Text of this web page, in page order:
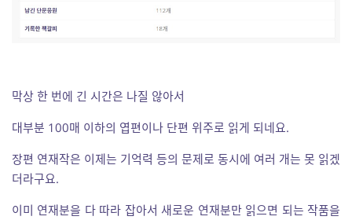
막상 한 번에 긴 시간은 나질 않아서
대부분 100매 이하의 엽편이나 단편 위주로 읽게 되네요.
장편 연재작은 이제는 기억력 등의 문제로 동시에 여러 개는 못 읽겠
더라구요.
이미 연재분을 다 따라 잡아서 새로운 연재분만 읽으면 되는 작품을